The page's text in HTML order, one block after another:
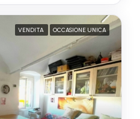
VENDITA OCCASIONE UNICA